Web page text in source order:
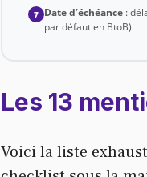
7 Date d’échéance :
par défaut en BtoB)
Les 13
Voici la liste